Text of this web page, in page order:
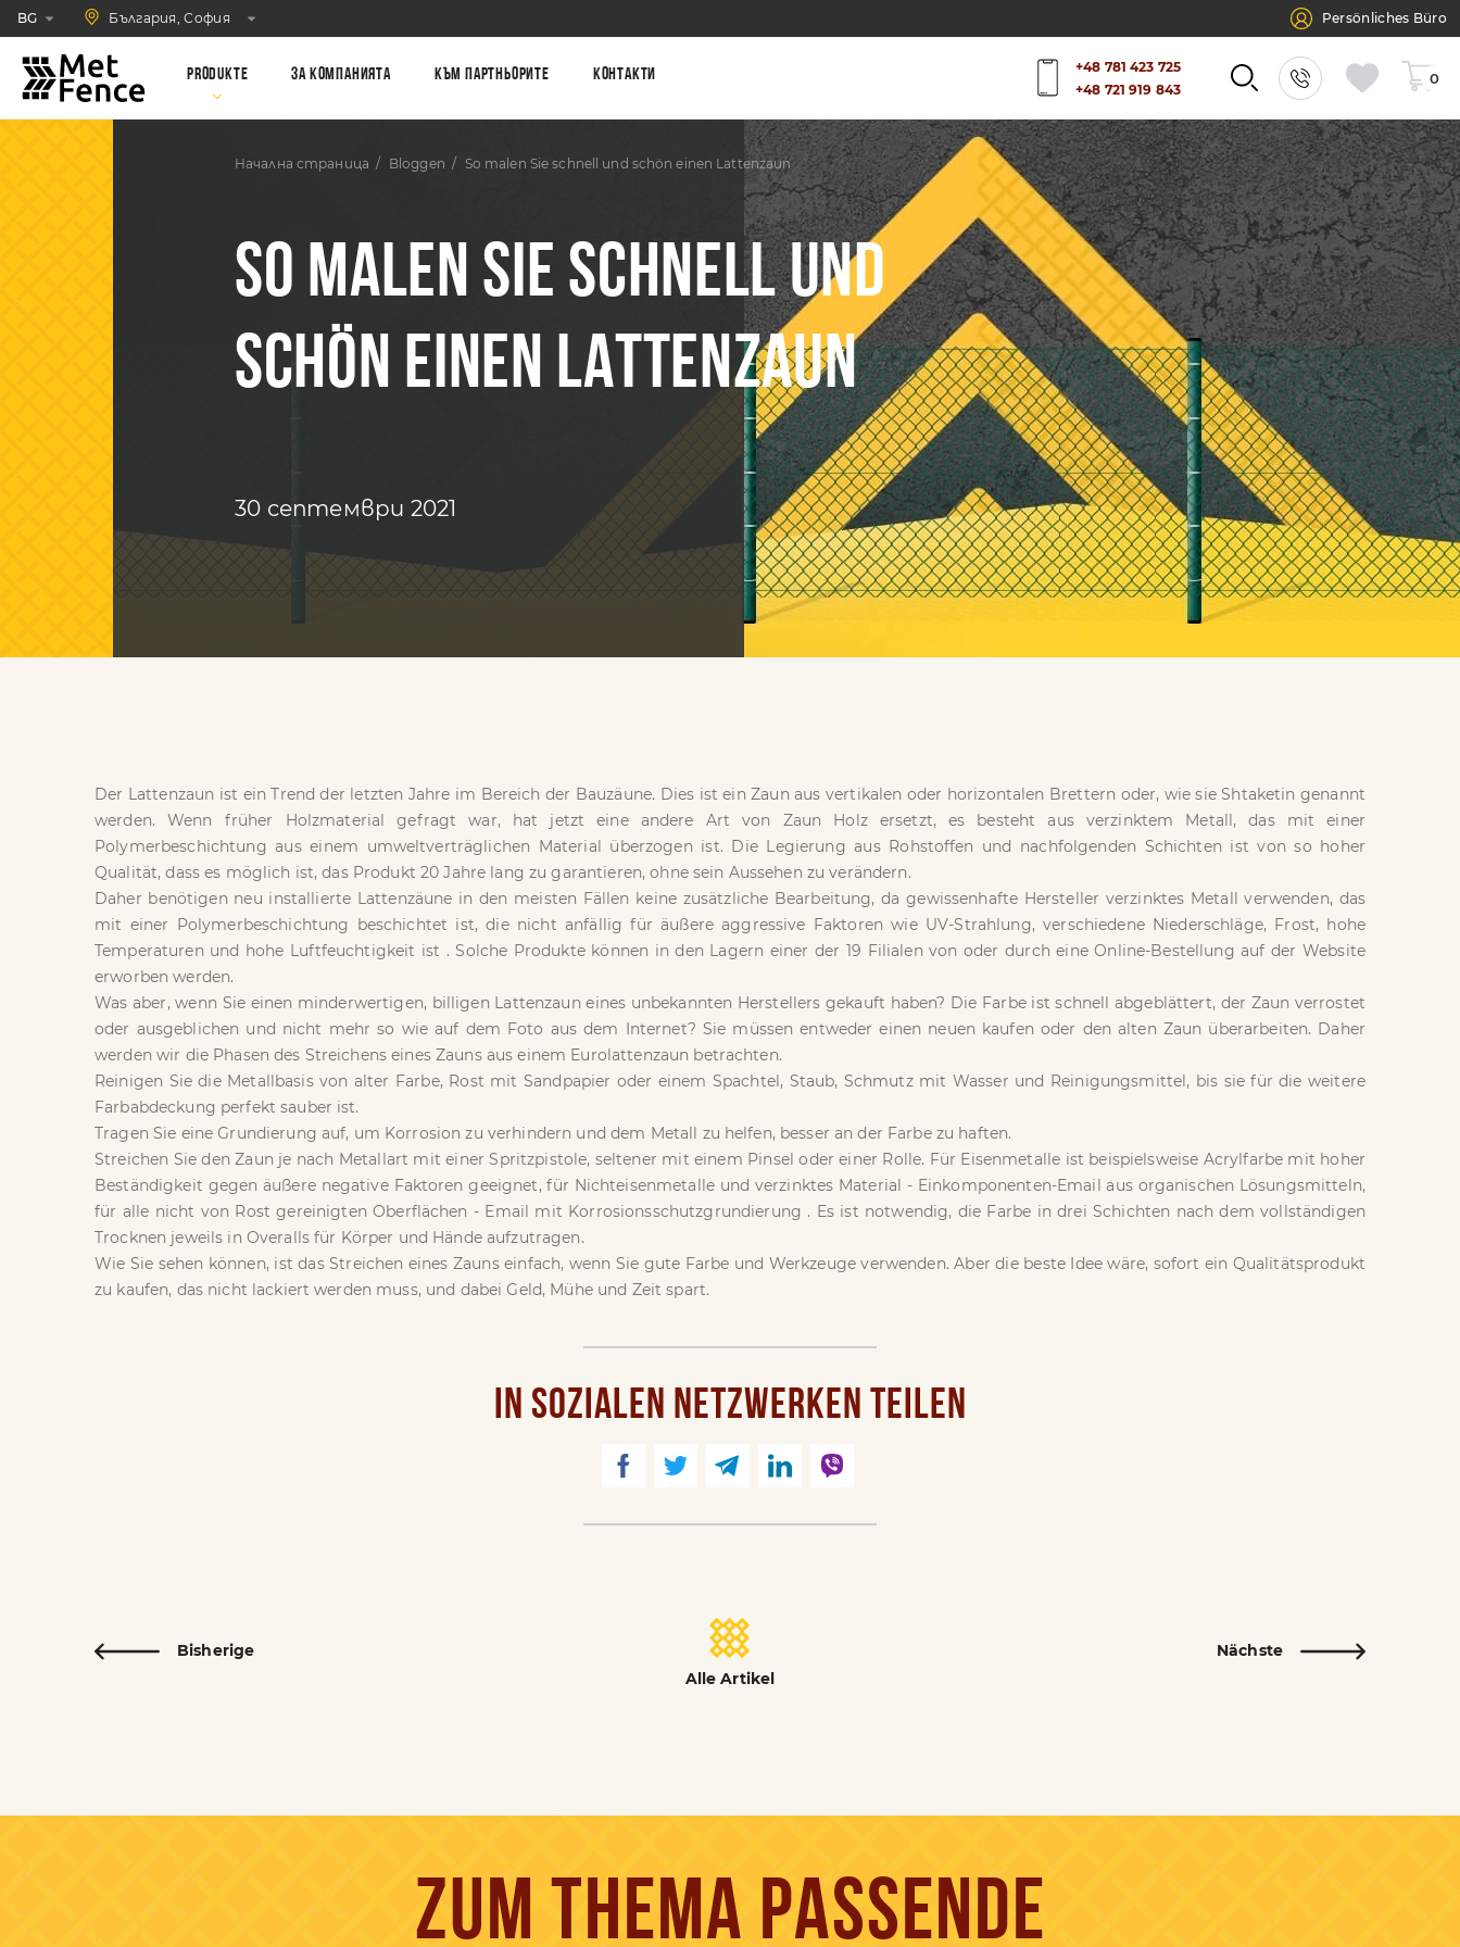
BG България, София Persönliches Büro
Produkte За компанията Към партньорите Контакти
+48 781 423 725
+48 721 919 843
0
Начална страница Bloggen So malen Sie schnell und schön einen Lattenzaun
SO MALEN SIE SCHNELL UND
SCHÖN EINEN LATTENZAUN
30 септември 2021
Der Lattenzaun ist ein Trend der letzten Jahre im Bereich der Bauzäune. Dies ist ein Zaun aus vertikalen oder horizontalen Brettern oder, wie sie Shtaketin genannt
werden. Wenn früher Holzmaterial gefragt war, hat jetzt eine andere Art von Zaun Holz ersetzt, es besteht aus verzinktem Metall, das mit einer
Polymerbeschichtung aus einem umweltverträglichen Material überzogen ist. Die Legierung aus Rohstoffen und nachfolgenden Schichten ist von so hoher
Qualität, dass es möglich ist, das Produkt 20 Jahre lang zu garantieren, ohne sein Aussehen zu verändern.
Daher benötigen neu installierte Lattenzäune in den meisten Fällen keine zusätzliche Bearbeitung, da gewissenhafte Hersteller verzinktes Metall verwenden, das
mit einer Polymerbeschichtung beschichtet ist, die nicht anfällig für äußere aggressive Faktoren wie UV-Strahlung, verschiedene Niederschläge, Frost, hohe
Temperaturen und hohe Luftfeuchtigkeit ist . Solche Produkte können in den Lagern einer der 19 Filialen von oder durch eine Online-Bestellung auf der Website
erworben werden.
Was aber, wenn Sie einen minderwertigen, billigen Lattenzaun eines unbekannten Herstellers gekauft haben? Die Farbe ist schnell abgeblättert, der Zaun verrostet
oder ausgeblichen und nicht mehr so ​​wie auf dem Foto aus dem Internet? Sie müssen entweder einen neuen kaufen oder den alten Zaun überarbeiten. Daher
werden wir die Phasen des Streichens eines Zauns aus einem Eurolattenzaun betrachten.
Reinigen Sie die Metallbasis von alter Farbe, Rost mit Sandpapier oder einem Spachtel, Staub, Schmutz mit Wasser und Reinigungsmittel, bis sie für die weitere
Farbabdeckung perfekt sauber ist.
Tragen Sie eine Grundierung auf, um Korrosion zu verhindern und dem Metall zu helfen, besser an der Farbe zu haften.
Streichen Sie den Zaun je nach Metallart mit einer Spritzpistole, seltener mit einem Pinsel oder einer Rolle. Für Eisenmetalle ist beispielsweise Acrylfarbe mit hoher
Beständigkeit gegen äußere negative Faktoren geeignet, für Nichteisenmetalle und verzinktes Material - Einkomponenten-Email aus organischen Lösungsmitteln,
für alle nicht von Rost gereinigten Oberflächen - Email mit Korrosionsschutzgrundierung . Es ist notwendig, die Farbe in drei Schichten nach dem vollständigen
Trocknen jeweils in Overalls für Körper und Hände aufzutragen.
Wie Sie sehen können, ist das Streichen eines Zauns einfach, wenn Sie gute Farbe und Werkzeuge verwenden. Aber die beste Idee wäre, sofort ein Qualitätsprodukt
zu kaufen, das nicht lackiert werden muss, und dabei Geld, Mühe und Zeit spart.
IN SOZIALEN NETZWERKEN TEILEN
Bisherige
Alle Artikel
Nächste
ZUM THEMA PASSENDE